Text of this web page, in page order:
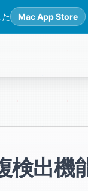
Mac App Store
検出機